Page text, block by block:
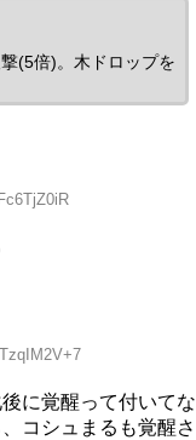
(5倍)。木ドロップを
に覚醒って付いてな
コシュまるも覚醒さ